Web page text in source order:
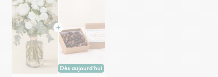
Dès aujourd'hui
Livraison dès aujourd'hui (pour toute commande passée